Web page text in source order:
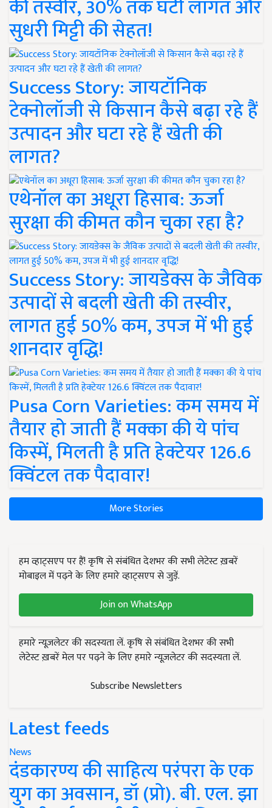
की तस्वीर, 30% तक घटी लागत और
सुधरी मिट्टी की सेहत!
Success Story: जायटॉनिक
टेक्नोलॉजी से किसान कैसे बढ़ा रहे हैं
उत्पादन और घटा रहे हैं खेती की
लागत?
एथेनॉल का अधूरा हिसाब: ऊर्जा
सुरक्षा की कीमत कौन चुका रहा है?
Success Story: जायडेक्स के जैविक
उत्पादों से बदली खेती की तस्वीर,
लागत हुई 50% कम, उपज में भी हुई
शानदार वृद्धि!
Pusa Corn Varieties: कम समय में
तैयार हो जाती हैं मक्का की ये पांच
किस्में, मिलती है प्रति हेक्टेयर 126.6
क्विंटल तक पैदावार!
More Stories
हम व्हाट्सएप पर हैं! कृषि से संबंधित देशभर की सभी लेटेस्ट ख़बरें
मोबाइल में पढ़ने के लिए हमारे व्हाट्सएप से जुड़ें.
Join on WhatsApp
हमारे न्यूज़लेटर की सदस्यता लें. कृषि से संबंधित देशभर की सभी
लेटेस्ट ख़बरें मेल पर पढ़ने के लिए हमारे न्यूज़लेटर की सदस्यता लें.
Subscribe Newsletters
Latest feeds
News
दंडकारण्य की साहित्य परंपरा के एक
युग का अवसान, डॉ (प्रो). बी. एल. झा